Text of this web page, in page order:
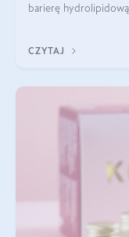
barierę
CZYTAJ